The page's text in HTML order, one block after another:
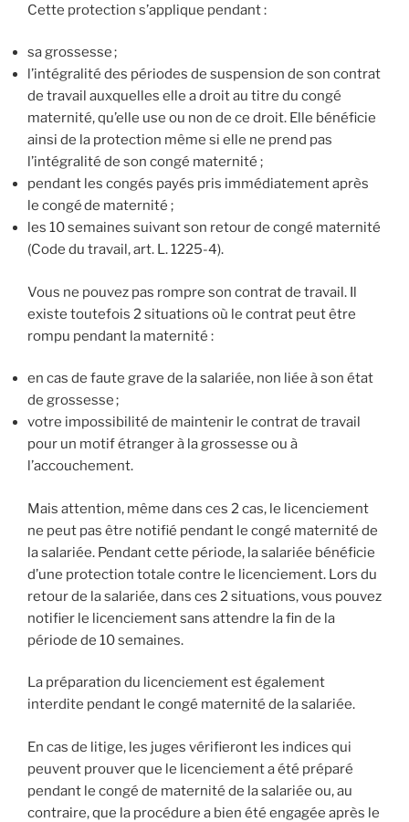
Cette protection s’applique pendant :
sa grossesse ;
l’intégralité des périodes de suspension de son contrat
de travail auxquelles elle a droit au titre du congé
maternité, qu’elle use ou non de ce droit. Elle bénéficie
ainsi de la protection même si elle ne prend pas
l’intégralité de son congé maternité ;
pendant les congés payés pris immédiatement après
le congé de maternité ;
les 10 semaines suivant son retour de congé maternité
(Code du travail, art. L. 1225-4).
Vous ne pouvez pas rompre son contrat de travail. Il
existe toutefois 2 situations où le contrat peut être
rompu pendant la maternité :
en cas de faute grave de la salariée, non liée à son état
de grossesse ;
votre impossibilité de maintenir le contrat de travail
pour un motif étranger à la grossesse ou à
l’accouchement.
Mais attention, même dans ces 2 cas, le licenciement
ne peut pas être notifié pendant le congé maternité de
la salariée. Pendant cette période, la salariée bénéficie
d’une protection totale contre le licenciement. Lors du
retour de la salariée, dans ces 2 situations, vous pouvez
notifier le licenciement sans attendre la fin de la
période de 10 semaines.
La préparation du licenciement est également
interdite pendant le congé maternité de la salariée.
En cas de litige, les juges vérifieront les indices qui
peuvent prouver que le licenciement a été préparé
pendant le congé de maternité de la salariée ou, au
contraire, que la procédure a bien été engagée après le